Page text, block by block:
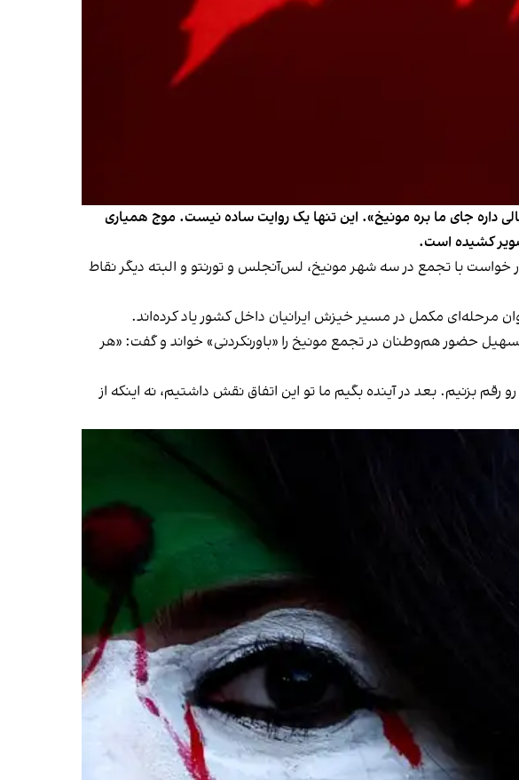
داره جای ما بره مونیخ». این تنها یک روایت ساده نیست. موج همیاری
کشیده است.
از ایرانیان خارج کشور خواست با تجمع در سه شهر مونیخ، لس‌آنجلس و تورنتو و البته دیگر نقاط
تسهیل حضور هم‌وطنان در تجمع مونیخ را «باورنکردنی» خواند و گفت: «هر
بزنیم. بعد در آینده بگیم ما تو این اتفاق نقش داشتیم، نه اینکه از